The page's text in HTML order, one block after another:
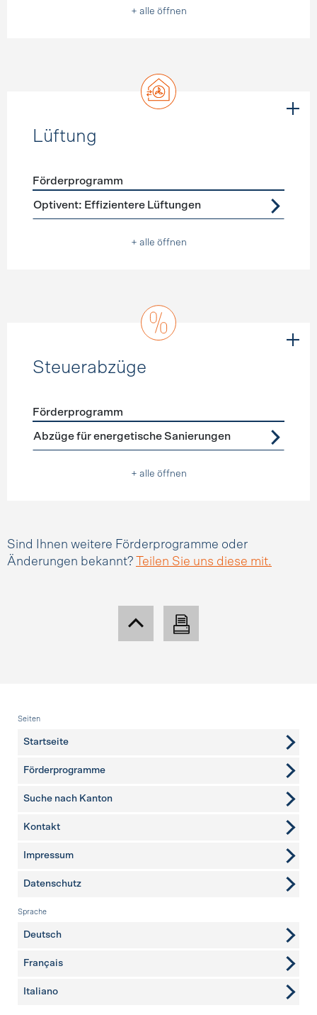
+ alle öffnen
Lüftung
Förderprogramme Lüftung
Förderprogramm
Optivent: Effizientere Lüftungen
+ alle öffnen
Steuerabzüge
Förderprogramme Steuerabzüge
Förderprogramm
Abzüge für energetische Sanierungen
+ alle öffnen
Sind Ihnen weitere Förderprogramme oder
Änderungen bekannt?
Teilen Sie uns diese mit.
Fusszeile
Seiten
Startseite
Förderprogramme
Suche nach Kanton
weitere Seiten
Kontakt
Impressum
Datenschutz
Sprache
Deutsch
Français
Italiano